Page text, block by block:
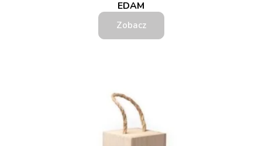
EDAM
Zobacz